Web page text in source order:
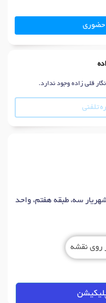
حضوری
قلی زاده وجود ندارد.
تلفنی
سه، طبقه هفتم، واحد
روی نقشه